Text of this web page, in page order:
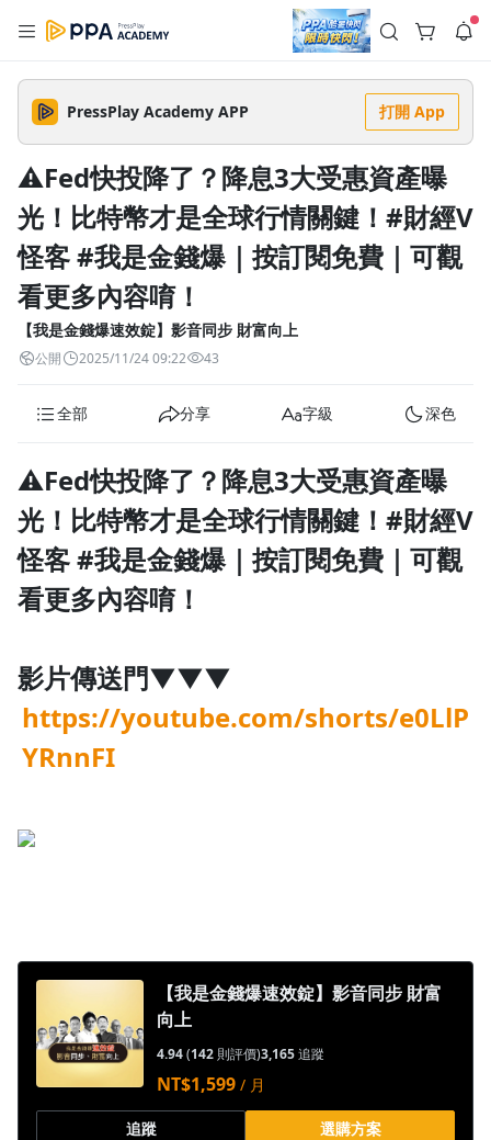
註冊領取 上千元優惠券！
公告
🌞 PPA 避暑津貼．冷氣房升級｜期間快閃活動
2% 點數回饋！🚀 酷暑來襲．偷偷在冷氣房升級 📈⭐️ 【冷氣房
進修 限時開跑】◾單筆滿 NT$2,500 現折 NT$300◾活動期間：
即日起 - 8/13（只有一週）-📣 酷暑季好康 \ 再加碼 /→ 點數回饋
無上限🔥購買任一課程 or 訂閱✅ 消費即享回饋 1% 點數✅ 滿
$5,000 回饋 2% 點數🎁 此為 PPA 官方帳號 Line@ 專屬活動，加
入好友👉 享有「渠道專屬活動」及「個人化推播」！
6 天前
查看全部
PressPlay Academy APP 打開 App
⚠️Fed快投降了？降息3大受惠資產曝
光！比特幣才是全球行情關鍵！#財經V
怪客 #我是金錢爆｜按訂閱免費｜可觀
看更多內容唷！
【我是金錢爆速效錠】影音同步 財富向上
公開 2025/11/24 09:22 43
全部 分享 字級 深色
⚠️Fed快投降了？降息3大受惠資產曝
光！比特幣才是全球行情關鍵！#財經V
怪客 #我是金錢爆｜按訂閱免費｜可觀
看更多內容唷！
影片傳送門▼▼▼
https://youtube.com/shorts/e0LlP
YRnnFI
【我是金錢爆速效錠】影音同步 財富
向上
4.94(142 則評價)3,165追蹤
NT$1,599 / 月
追蹤 選購方案
--:-- --:--
1.0x
2.0x
1.25x
1.0x
0.75x
追蹤列表
返回播放器
清除全部